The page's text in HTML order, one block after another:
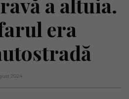
a altuia.
era
2024